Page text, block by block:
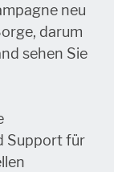
neu
darum
sehen Sie
Support für